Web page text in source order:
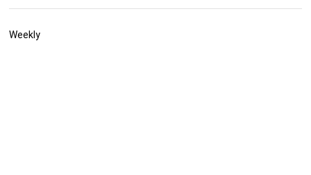
Weekly